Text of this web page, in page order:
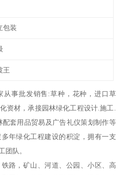
包装
王
从事批发销售:草种，花种，进口草
资材，承接园林绿化工程设计.施工.
套用品贸易及广告礼仪策划制作等
年绿化工程建设的积淀，拥有一支
团队。
路，矿山、河道、公园、小区、高